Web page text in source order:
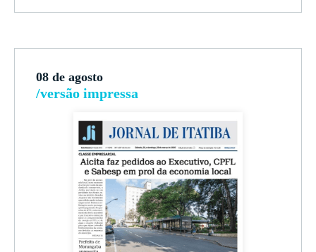
08 de agosto
/versão impressa